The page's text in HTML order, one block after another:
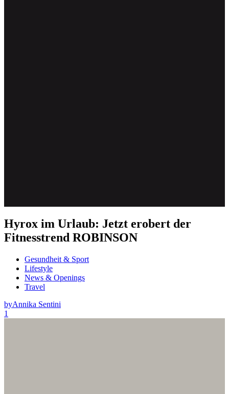
Hyrox im Urlaub: Jetzt erobert der
Fitnesstrend ROBINSON
Gesundheit & Sport
Lifestyle
News & Openings
Travel
byAnnika Sentini
1